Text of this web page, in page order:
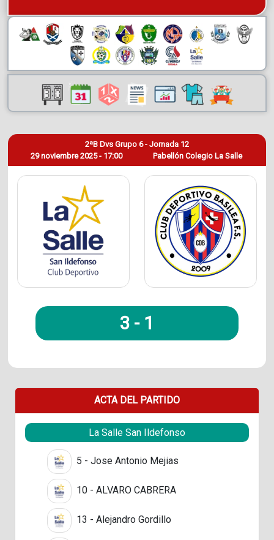
29 noviembre 2025 - 17:00
2ªB Dvs Grupo 6 - Jornada 12
Pabellón Colegio La Salle
3 - 1
ACTA DEL PARTIDO
La Salle San Ildefonso
5 - Jose Antonio Mejias
10 - ALVARO CABRERA
13 - Alejandro Gordillo